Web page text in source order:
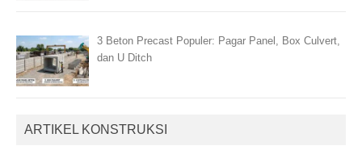
3 Beton Precast Populer: Pagar Panel, Box Culvert,
dan U Ditch
ARTIKEL KONSTRUKSI